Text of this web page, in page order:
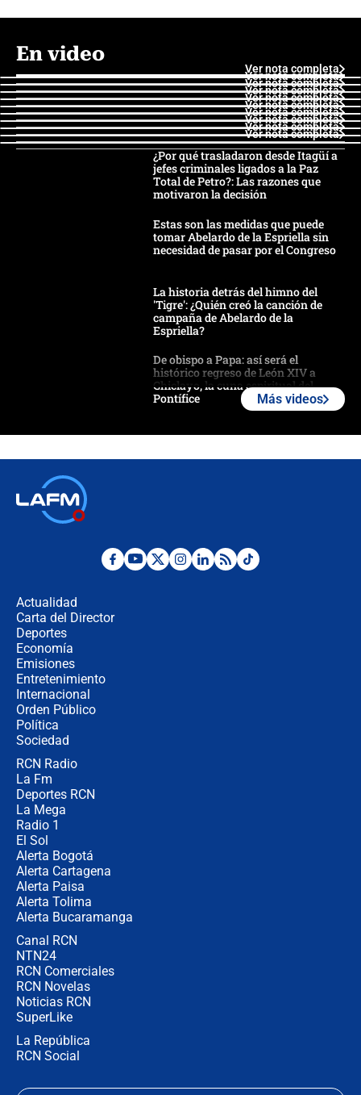
En video
Ver nota completa
Ver nota completa
Ver nota completa
Ver nota completa
Ver nota completa
Ver nota completa
Ver nota completa
Ver nota completa
Ver nota completa
Ver nota completa
¿Por qué trasladaron desde Itagüí a
jefes criminales ligados a la Paz
Total de Petro?: Las razones que
motivaron la decisión
Estas son las medidas que puede
tomar Abelardo de la Espriella sin
necesidad de pasar por el Congreso
La historia detrás del himno del
'Tigre': ¿Quién creó la canción de
campaña de Abelardo de la
Espriella?
De obispo a Papa: así será el
histórico regreso de León XIV a
Chiclayo, la cuna espiritual del
Pontífice
¿La posesión de Abelardo De la
Más videos
Actualidad
Carta del Director
Deportes
Economía
Emisiones
Entretenimiento
Internacional
Orden Público
Política
Sociedad
RCN Radio
La Fm
Deportes RCN
La Mega
Radio 1
El Sol
Alerta Bogotá
Alerta Cartagena
Alerta Paisa
Alerta Tolima
Alerta Bucaramanga
Canal RCN
NTN24
RCN Comerciales
RCN Novelas
Noticias RCN
SuperLike
La República
RCN Social